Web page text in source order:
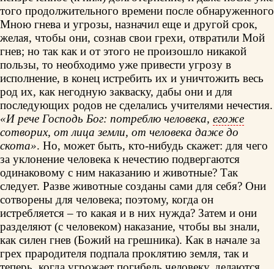
того продолжительного времени после обнаруженного
Мною гнева и угрозы, назначил еще и другой срок,
желая, чтобы они, сознав свои грехи, отвратили Мой
гнев; но так как и от этого не произошло никакой
пользы, то необходимо уже привести угрозу в
исполнение, в конец истребить их и уничтожить весь
род их, как негодную закваску, дабы они и для
последующих родов не сделались учителями нечестия.
«И рече Господь Бог: потреблю человека, егоже
сотворих, от лица земли, от человека даже до
скота». Но, может быть, кто-нибудь скажет: для чего
за уклонение человека к нечестию подвергаются
одинаковому с ним наказанию и животные? Так
следует. Разве животные созданы сами для себя? Они
сотворены для человека; поэтому, когда он
истребляется – то какая и в них нужда? Затем и они
разделяют (с человеком) наказание, чтобы вы знали,
как силен гнев (Божий на грешника). Как в начале за
грех прародителя подпала проклятию земля, так и